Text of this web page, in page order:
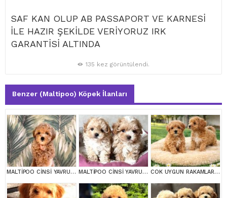
SAF KAN OLUP AB PASSAPORT VE KARNESİ
İLE HAZIR ŞEKİLDE VERİYORUZ IRK
GARANTİSİ ALTINDA
135 kez görüntülendi.
Benzer (Maltipoo) Köpek İlanları
MALTİPOO CİNSİ YAVRULAR EV ÜRETİMİ MALTİPOO CİNSİ YAVRULAR EV ÜRETİMİ COK UYGUN RAKAMLARA GERÇEK MALTİPOO YAVRULAR